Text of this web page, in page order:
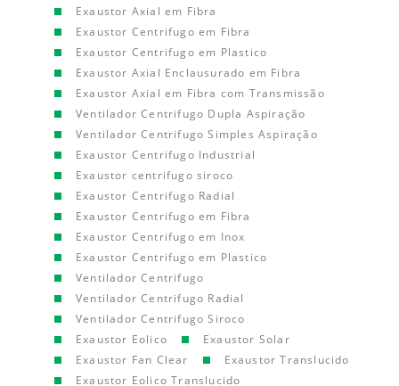
Exaustor Axial em Fibra
Exaustor Centrifugo em Fibra
Exaustor Centrifugo em Plastico
Exaustor Axial Enclausurado em Fibra
Exaustor Axial em Fibra com Transmissão
Ventilador Centrifugo Dupla Aspiração
Ventilador Centrifugo Simples Aspiração
Exaustor Centrifugo Industrial
Exaustor centrifugo siroco
Exaustor Centrifugo Radial
Exaustor Centrifugo em Fibra
Exaustor Centrifugo em Inox
Exaustor Centrifugo em Plastico
Ventilador Centrifugo
Ventilador Centrifugo Radial
Ventilador Centrifugo Siroco
Exaustor Eolico
Exaustor Solar
Exaustor Fan Clear
Exaustor Translucido
Exaustor Eolico Translucido